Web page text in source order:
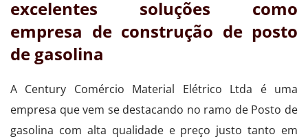
excelentes soluções como
empresa de construção de posto
de gasolina
A Century Comércio Material Elétrico Ltda é uma
empresa que vem se destacando no ramo de Posto de
gasolina com alta qualidade e preço justo tanto em